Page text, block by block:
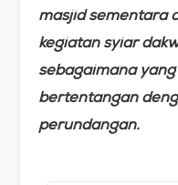
masjid sementara
kegiatan syiar
sebagaimana
bertentangan
perundangan.